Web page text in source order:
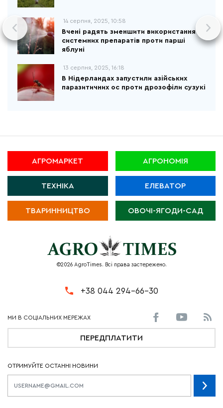
14 серпня, 2025, 10:58
Вчені радять зменшити використання
системних препаратів проти парші
яблуні
13 серпня, 2025, 16:18
В Нідерландах запустили азійських
паразитичних ос проти дрозофіли сузукі
АГРОМАРКЕТ АГРОНОМІЯ
ТЕХНІКА ЕЛЕВАТОР
ТВАРИННИЦТВО ОВОЧІ-ЯГОДИ-САД
©2026 AgroTimes. Всі права застережено.
+38 044 294-66-30
ПЕРЕДПЛАТИТИ
ОТРИМУЙТЕ ОСТАННІ НОВИНИ